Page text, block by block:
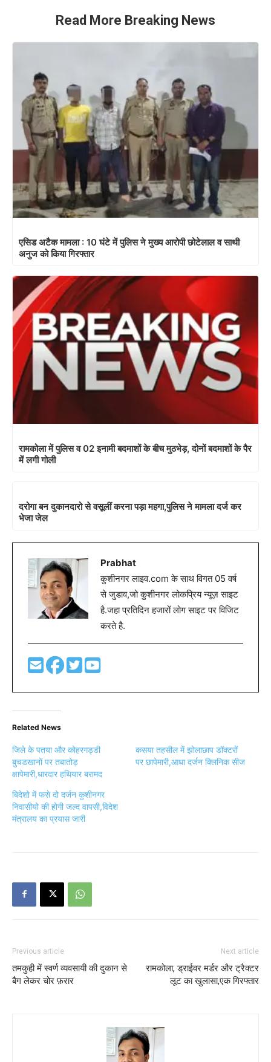
Read More Breaking News
एसिड अटैक मामला : 10 घंटे में पुलिस ने मुख्य आरोपी छोटेलाल व साथी
अनुज को किया गिरफ्तार
रामकोला में पुलिस व 02 इनामी बदमाशों के बीच मुठभेड़, दोनों बदमाशों के पैर
में लगी गोली
दरोगा बन दुकानदारो से वसूलीं करना पड़ा महगा,पुलिस ने मामला दर्ज कर
भेजा जेल
Prabhat
कुशीनगर लाइव.com के साथ विगत 05 वर्ष
से जुडाव,जो कुशीनगर लोकप्रिय न्यूज़ साइट
है.जहा प्रतिदिन हजारों लोग साइट पर विजिट
करते है.
Related News
जिले के पतया और कोहरगड्डी
बुचडखानों पर तबातोड़
क्षापेमारी,धारदार हथियार बरामद
कसया तहसील में झोलाछाप डॉक्टरों
पर छापेमारी,आधा दर्जन क्लिनिक सीज
बिदेशो में फसे दो दर्जन कुशीनगर
निवासीयो की होगी जल्द वापसी,विदेश
मंत्रालय का प्रयास जारी
Previous article
तमकुही में स्वर्ण व्यवसायी की दुकान से
बैग लेकर चोर फ़रार
Next article
रामकोला, ड्राईवर मर्डर और ट्रैक्टर
लूट का खुलासा,एक गिरफ्तार